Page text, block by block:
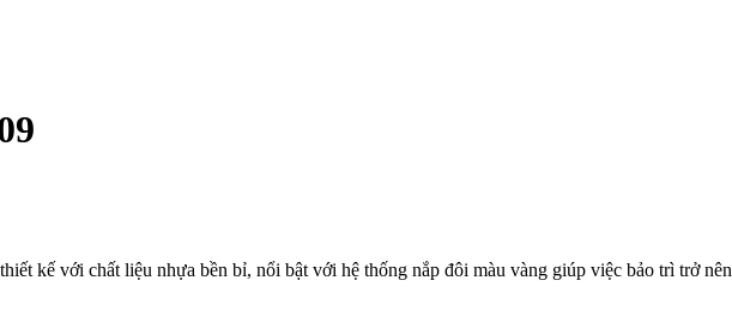
kế với chất liệu nhựa bền bỉ, nổi bật với hệ thống nắp đôi màu vàng giúp việc bảo trì trở